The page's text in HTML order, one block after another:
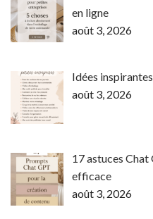
en ligne
août 3, 2026
Idées
août 3, 2026
17 astuces
efficace
août 3, 2026